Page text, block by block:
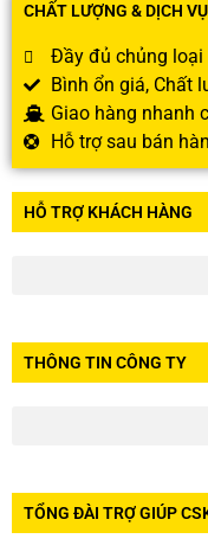
CHẤT LƯỢNG & DỊCH VỤ
Đầy đủ chủng loại
Bình ổn giá, Chất
Giao hàng nhanh
Hỗ trợ sau bán
HỖ TRỢ KHÁCH HÀNG
THÔNG TIN CÔNG TY
TỔNG ĐÀI TRỢ GIÚP